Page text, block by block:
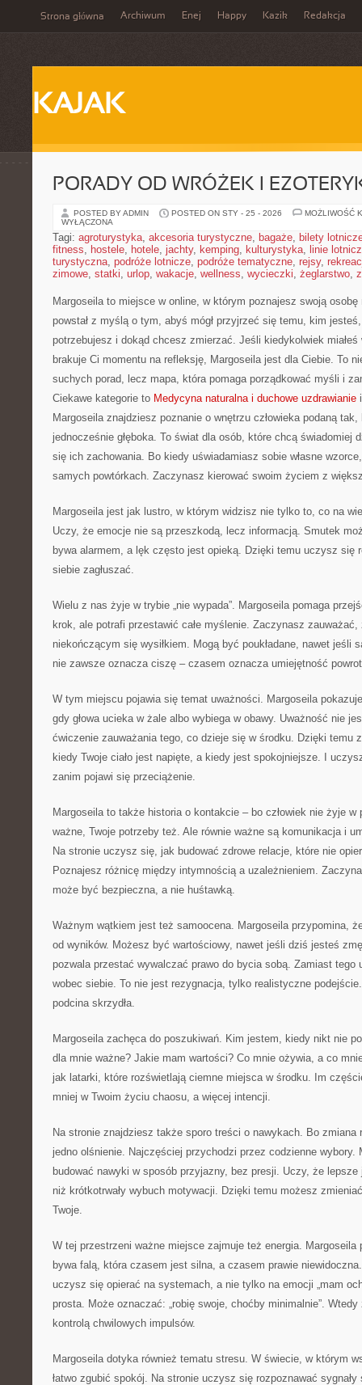
Strona główna Archiwum Enej Happy Kazik Redakcja
KAJAK
PORADY OD WRÓŻEK I
POSTED BY ADMIN POSTED ON STY - 25 - 2026
MOŻLIWOŚĆ
WYŁĄCZONA
Tagi: agroturystyka, akcesoria turystyczne, bagaże, bilety
fitness, hostele, hotele, jachty, kemping, kulturystyka, linie
turystyczna, podróże lotnicze, podróże tematyczne, rejsy,
zimowe, statki, urlop, wakacje, wellness, wycieczki, żeglarstwo,
Margoseila to miejsce w online, w którym poznajesz swoją
powstał z myślą o tym, abyś mógł przyjrzeć się temu, kim
potrzebujesz i dokąd chcesz zmierzać. Jeśli kiedykolwiek
brakuje Ci momentu na refleksję, Margoseila jest dla Ciebie. To
suchych porad, lecz mapa, która pomaga porządkować myśli i
Ciekawe kategorie to Medycyna naturalna i duchowe uzdrawianie
Margoseila znajdziesz poznanie o wnętrzu człowieka podaną
jednocześnie głęboka. To świat dla osób, które chcą świadomiej
się ich zachowania. Bo kiedy uświadamiasz sobie własne
samych powtórkach. Zaczynasz kierować swoim życiem z
Margoseila jest jak lustro, w którym widzisz nie tylko to, co na
Uczy, że emocje nie są przeszkodą, lecz informacją. Smutek
bywa alarmem, a lęk często jest opieką. Dzięki temu uczysz się
siebie zagłuszać.
Wielu z nas żyje w trybie „nie wypada”. Margoseila pomaga
krok, ale potrafi przestawić całe myślenie. Zaczynasz
niekończącym się wysiłkiem. Mogą być poukładane, nawet jeśli
nie zawsze oznacza ciszę – czasem oznacza umiejętność
W tym miejscu pojawia się temat uważności. Margoseila
gdy głowa ucieka w żale albo wybiega w obawy. Uważność nie
ćwiczenie zauważania tego, co dzieje się w środku. Dzięki temu
kiedy Twoje ciało jest napięte, a kiedy jest spokojniejsze. I
zanim pojawi się przeciążenie.
Margoseila to także historia o kontakcie – bo człowiek nie żyje w
ważne, Twoje potrzeby też. Ale równie ważne są komunikacja i
Na stronie uczysz się, jak budować zdrowe relacje, które nie
Poznajesz różnicę między intymnością a uzależnieniem.
może być bezpieczna, a nie huśtawką.
Ważnym wątkiem jest też samoocena. Margoseila przypomina,
od wyników. Możesz być wartościowy, nawet jeśli dziś jesteś
pozwala przestać wywalczać prawo do bycia sobą. Zamiast tego
wobec siebie. To nie jest rezygnacja, tylko realistyczne
podcina skrzydła.
Margoseila zachęca do poszukiwań. Kim jestem, kiedy nikt nie
dla mnie ważne? Jakie mam wartości? Co mnie ożywia, a co
jak latarki, które rozświetlają ciemne miejsca w środku. Im
mniej w Twoim życiu chaosu, a więcej intencji.
Na stronie znajdziesz także sporo treści o nawykach. Bo zmiana
jedno olśnienie. Najczęściej przychodzi przez codzienne wybory.
budować nawyki w sposób przyjazny, bez presji. Uczy, że lepsze
niż krótkotrwały wybuch motywacji. Dzięki temu możesz
Twoje.
W tej przestrzeni ważne miejsce zajmuje też energia. Margoseila
bywa falą, która czasem jest silna, a czasem prawie
uczysz się opierać na systemach, a nie tylko na emocji „mam
prosta. Może oznaczać: „robię swoje, choćby minimalnie”.
kontrolą chwilowych impulsów.
Margoseila dotyka również tematu stresu. W świecie, w którym
łatwo zgubić spokój. Na stronie uczysz się rozpoznawać